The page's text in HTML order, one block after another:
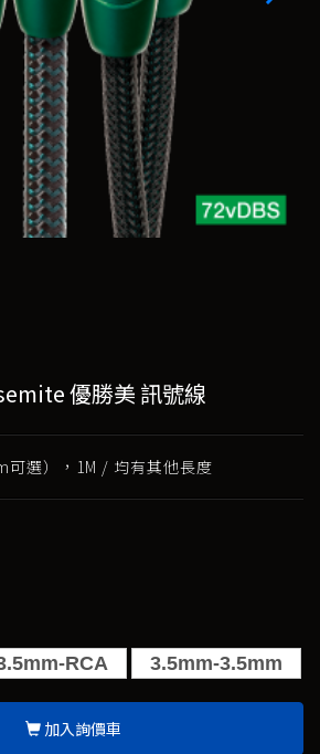
優勝美 訊號線
可選），1M / 均有其他長度
RCA 3.5mm-3.5mm
加入詢價車